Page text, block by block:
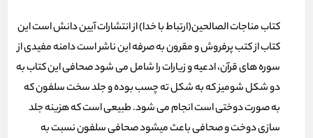
کتاب مناجات الصالحین(ارتباط با خدا) از انتشارات آیین دانش است این
کتاب از کتب پرفروش و مقرون به صرفه این ناشر است دامنه مفیدی از
سوره های قرآن، ادعیه و زیارات را شامل می شود صحافی این کتاب به
دو شکل شومیز که به شکل ته چسب بوده و جلد سخت سلفون که
به صورت دوختی است انجام می شود. طبیعی است که هزینه جلد
سازی دوخت و صحافی باعث میشود صحافی سلفون نسبت به